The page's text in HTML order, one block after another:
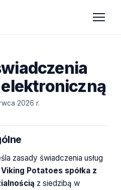
elektroniczną
2026 r.
zasady świadczenia usług
Viking Potatoes spółka z
z siedzibą w